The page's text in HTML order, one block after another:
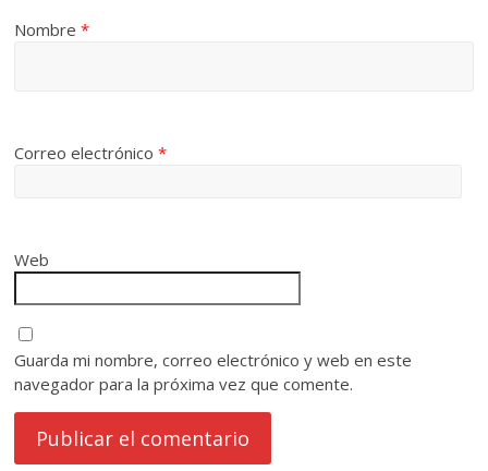
Nombre*
Correo electrónico*
Web
Guarda mi nombre, correo electrónico y web en este
navegador para la próxima vez que comente.